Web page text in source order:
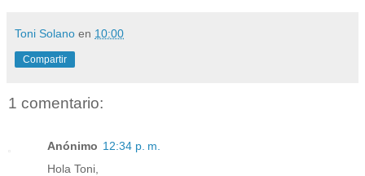
Toni Solano en 10:00
Compartir
1 comentario:
Anónimo 12:34 p. m.
Hola Toni,